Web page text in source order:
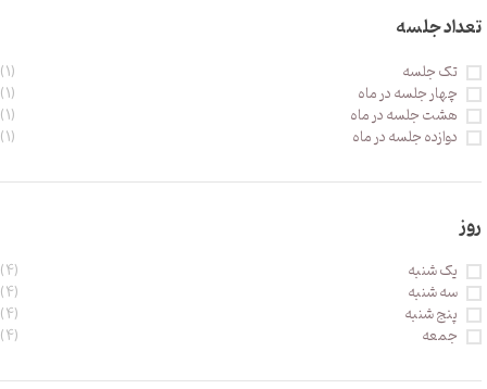
تعداد جلسه
تک جلسه (1)
چهار جلسه در ماه (1)
هشت جلسه در ماه (1)
دوازده جلسه در ماه (1)
روز
یک شنبه (4)
سه شنبه (4)
پنج شنبه (4)
جمعه (4)